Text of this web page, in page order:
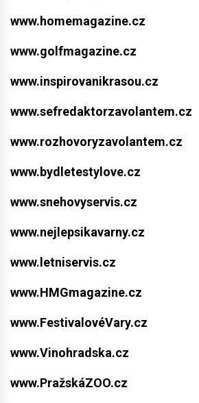
www.homemagazine.cz
www.golfmagazine.cz
www.inspirovanikrasou.cz
www.sefredaktorzavolantem.cz
www.rozhovoryzavolantem.cz
www.bydletestylove.cz
www.snehovyservis.cz
www.nejlepsikavarny.cz
www.letniservis.cz
www.HMGmagazine.cz
www.FestivalovéVary.cz
www.Vinohradska.cz
www.PražskáZOO.cz